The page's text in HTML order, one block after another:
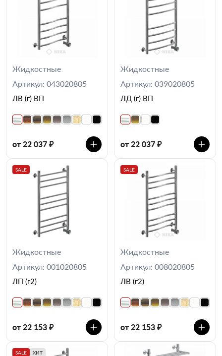
Жидкостные
Артикул: 043020805
ЛВ (г) ВП
от 22 037 ₽
Жидкостные
Артикул: 039020805
ЛД (г) ВП
от 22 037 ₽
SALE
Жидкостные
Артикул: 001020805
ЛП (г2)
от 22 153 ₽
SALE
Жидкостные
Артикул: 008020805
ЛВ (г2)
от 22 153 ₽
SALE ХИТ